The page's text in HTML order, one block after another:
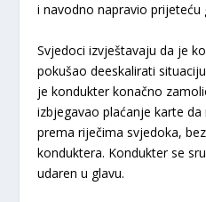
i navodno napravio prijeteću
Svjedoci izvještavaju da je
pokušao deeskalirati
je kondukter konačno
izbjegavao plaćanje karte
prema riječima svjedoka,
konduktera. Kondukter se
udaren u glavu.